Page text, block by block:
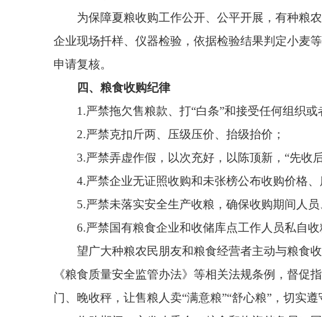
6.严禁国有粮食企业和收储库点工作人员私自收粮和借收
望广大种粮农民朋友和粮食经营者主动与粮食收购企业对
门、晚收秤，让售粮人卖“满意粮”“舒心粮”，切实遵守粮食流
收购期间，市发改委会（粮食和物资储备局）同市纪委监
法违纪行为，依据《粮食流通管理条例》等相关规定严肃查处，
五、监督举报电话